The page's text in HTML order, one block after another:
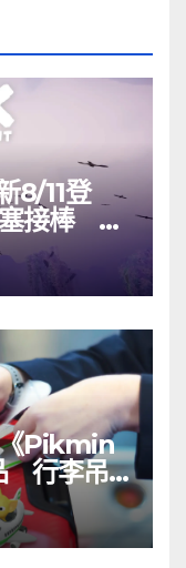
8/11登
塞接棒 最
《Pikmin
行李吊